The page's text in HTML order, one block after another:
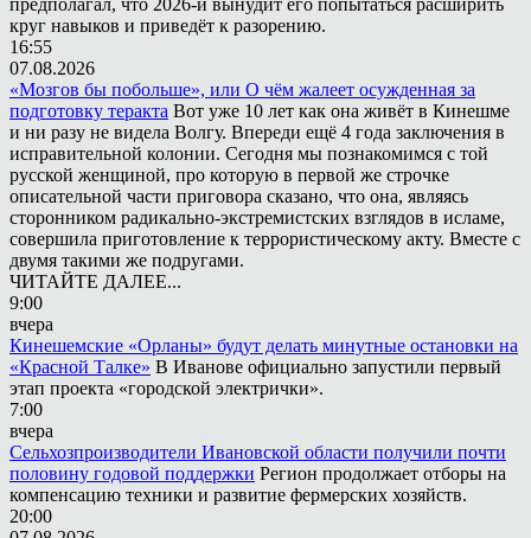
круг навыков и приведёт к разорению.
16:55
07.08.2026
«Мозгов бы побольше», или О чём жалеет осужденная за
подготовку теракта Вот уже 10 лет как она живёт в Кинешме
и ни разу не видела Волгу. Впереди ещё 4 года заключения в
исправительной колонии. Сегодня мы познакомимся с той
русской женщиной, про которую в первой же строчке
описательной части приговора сказано, что она, являясь
сторонником радикально-экстремистских взглядов в исламе,
совершила приготовление к террористическому акту. Вместе с
двумя такими же подругами.
ЧИТАЙТЕ ДАЛЕЕ...
9:00
вчера
Кинешемские «Орланы» будут делать минутные остановки на
«Красной Талке» В Иванове официально запустили первый
этап проекта «городской электрички».
7:00
вчера
Сельхозпроизводители Ивановской области получили почти
половину годовой поддержки Регион продолжает отборы на
компенсацию техники и развитие фермерских хозяйств.
20:00